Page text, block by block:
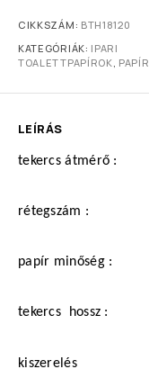
CIKKSZÁM: BTH18120
KATEGÓRIÁK: IPARI
TOALETTPAPÍROK, PAPÍR
LEÍRÁS
tekercs átmérő :
rétegszám :
papír minőség :
tekercs hossz :
kiszerelés